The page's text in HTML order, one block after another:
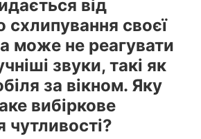
від
своєї
може не реагувати
звуки, такі як
за вікном. Яку
вибіркове
чутливості?